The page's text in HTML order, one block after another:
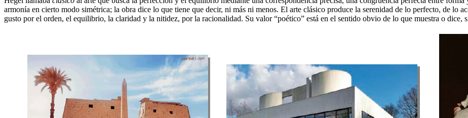
armonía en cierto modo simétrica; la obra dice lo que tiene que decir, ni más ni menos. El arte clásico produce la serenidad de lo perfecto, de lo
gusto por el orden, el equilibrio, la claridad y la nitidez, por la racionalidad. Su valor “poético” está en el sentido obvio de lo que muestra o dice,